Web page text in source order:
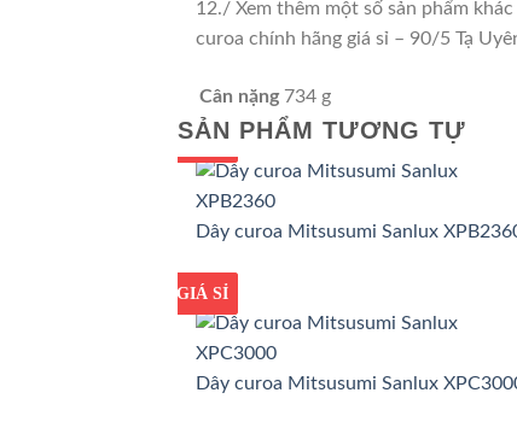
12./ Xem thêm một số sản phẩm
curoa chính hãng giá sỉ – 90/5 Tạ
Cân nặng 734 g
SẢN PHẨM TƯƠNG TỰ
GIÁ TỐT
GIÁ SỈ
Dây curoa Mitsusumi Sanlux
GIÁ TỐT
GIÁ SỈ
Dây curoa Mitsusumi Sanlux